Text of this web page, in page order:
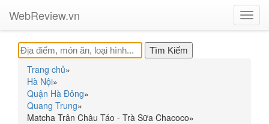
WebReview.vn
Trang chủ»
Hà Nội»
Quận Hà Đông»
Quang Trung»
Matcha Trân Châu Táo - Trà Sữa Chacoco»